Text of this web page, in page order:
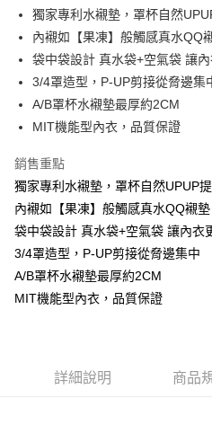
Apple Pay
街口支付
悠遊付
ATM付款
運送方式
全家取貨付款
每筆NT$70，滿NT$799(含以上)免
付款後全家取貨
每筆NT$70，滿NT$799(含以上)免
付款後萊爾富取貨
獨家專利水襯墊，罩杯自然
內襯如【果凍】般觸感真水QQ
袋中袋設計 真水袋+空氣袋 讓
3/4罩造型，P-UP剪接從脅邊集
A/B罩杯水襯墊最厚約2CM
MIT機能型內衣，品質保證
銷售重點
獨家專利水襯墊，罩杯自然UPUP
內襯如【果凍】般觸感真水QQ襯墊
袋中袋設計 真水袋+空氣袋 讓內衣
3/4罩造型，P-UP剪接從脅邊集中
A/B罩杯水襯墊最厚約2CM
MIT機能型內衣，品質保證
詳細說明 商品